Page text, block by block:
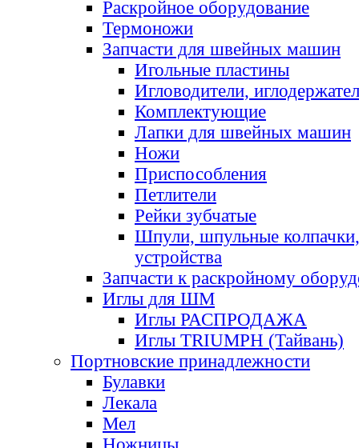
Раскройное оборудование
Термоножи
Запчасти для швейных машин
Игольные пластины
Игловодители,
Комплектующие
Лапки для швейных машин
Ножи
Приспособления
Петлители
Рейки зубчатые
Шпули, шпульные
устройства
Запчасти к раскройному
Иглы для ШМ
Иглы РАСПРОДАЖА
Иглы TRIUMPH (Тайвань)
Портновские принадлежности
Булавки
Лекала
Мел